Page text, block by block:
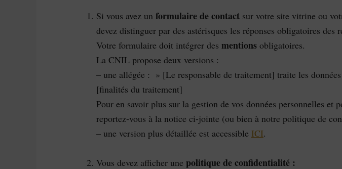
Si vous avez un formulaire de contact sur votre site vitrine ou
devez distinguer par des astérisques les réponses obligatoires des
Votre formulaire doit intégrer des mentions obligatoires.
La CNIL propose deux versions :
– une allégée : » [Le responsable de traitement] traite les
[finalités du traitement]
Pour en savoir plus sur la gestion de vos données personnelles et
reportez-vous à la notice ci-jointe (ou bien à notre politique de
– une version plus détaillée est accessible ICI.
Vous devez afficher une politique de confidentialité :